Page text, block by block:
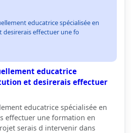
educatrice spécialisée en
effectuer une fo
educatrice
et desirerais effectuer
educatrice spécialisée en
effectuer une formation en
serais d intervenir dans